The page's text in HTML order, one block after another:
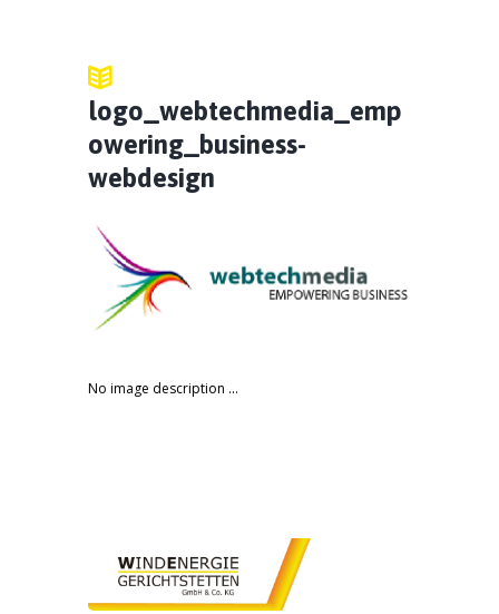
logo_webtechmedia_emp
owering_business-
webdesign
No image description ...